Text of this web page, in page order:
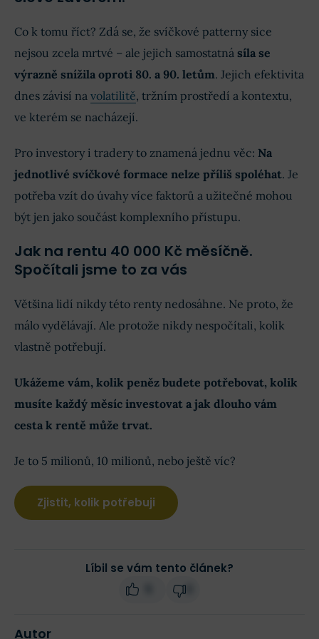
Co k tomu říct? Zdá se, že svíčkové patterny sice
nejsou zcela mrtvé – ale jejich samostatná síla se
výrazně snížila oproti 80. a 90. letům. Jejich efektivita
dnes závisí na volatilitě, tržním prostředí a kontextu,
ve kterém se nacházejí.
Pro investory i tradery to znamená jednu věc: Na
jednotlivé svíčkové formace nelze příliš spoléhat. Je
potřeba vzít do úvahy více faktorů a užitečné mohou
být jen jako součást komplexního přístupu.
Jak na rentu 40 000 Kč měsíčně.
Spočítali jsme to za vás
Většina lidí nikdy této renty nedosáhne. Ne proto, že
málo vydělávají. Ale protože nikdy nespočítali, kolik
vlastně potřebují.
Ukážeme vám, kolik peněz budete potřebovat, kolik
musíte každý měsíc investovat a jak dlouho vám
cesta k rentě může trvat.
Je to 5 milionů, 10 milionů, nebo ještě víc?
Zjistit, kolik potřebuji
Líbil se vám tento článek?
Autor